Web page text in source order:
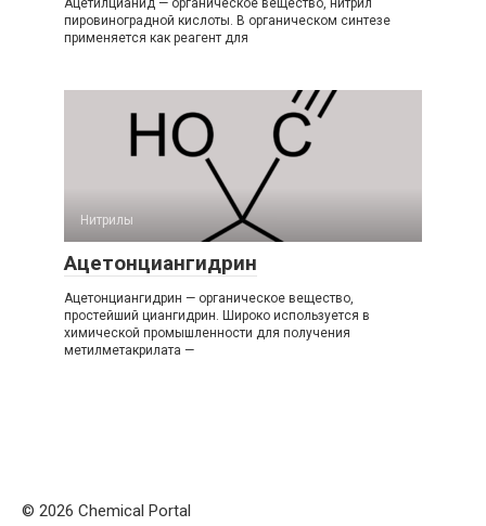
Ацетилцианид — органическое вещество, нитрил
пировиноградной кислоты. В органическом синтезе
применяется как реагент для
Нитрилы‎
Ацетонциангидрин
Ацетонциангидрин — органическое вещество,
простейший циангидрин. Широко используется в
химической промышленности для получения
метилметакрилата —
© 2026 Chemical Portal